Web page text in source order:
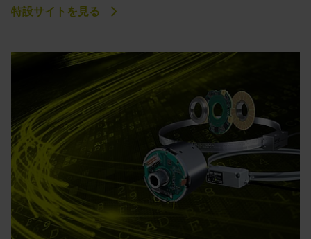
特設サイトを見る